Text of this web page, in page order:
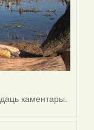
каментары.